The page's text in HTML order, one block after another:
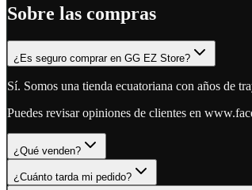
Sobre las compras
¿Es seguro comprar en GG EZ Store?
Sí. Somos una tienda ecuatoriana con años de
Puedes revisar opiniones de clientes en
¿Qué venden?
¿Cuánto tarda mi pedido?